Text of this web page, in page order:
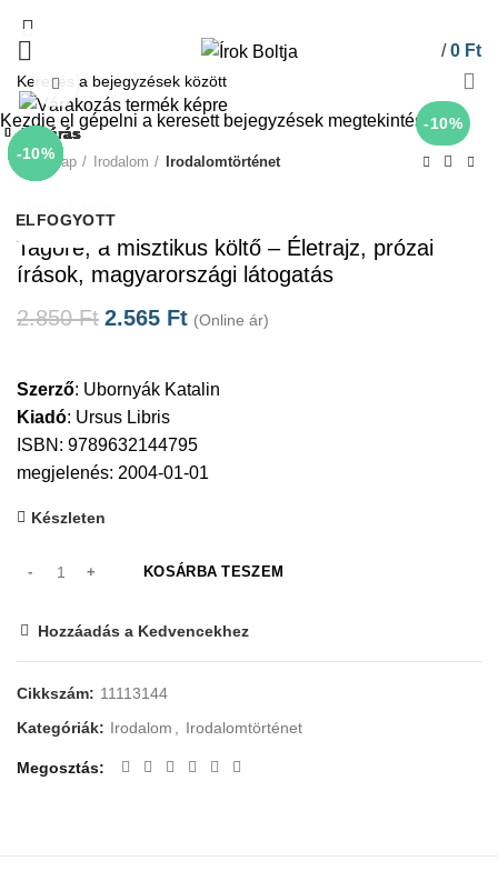
/ 0 Ft
-10%
Click to enlarge
Kezdőlap Irodalom Irodalomtörténet
Tagore, a misztikus költő – Életrajz, prózai
írások, magyarországi látogatás
2.850Ft 2.565 Ft (Online ár)
Szerző: Ubornyák Katalin
Kiadó: Ursus Libris
ISBN: 9789632144795
megjelenés: 2004-01-01
Készleten
KOSÁRBA TESZEM
Hozzáadás a Kedvencekhez
Cikkszám: 11113144
Kategóriák: Irodalom , Irodalomtörténet
Megosztás
-10%
ELFOGYOTT
Bezárás
-10%
ELFOGYOTT
Bezárás
-10%
Bezárás
-10%
Bezárás
-10%
Bezárás
-10%
Bezárás
-10%
Bezárás
-10%
Bezárás
Kezdje el gépelni a keresett bejegyzések megtekintéséhez.